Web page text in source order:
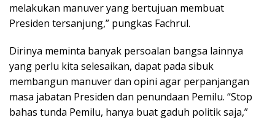
melakukan manuver yang bertujuan membuat
Presiden tersanjung,” pungkas Fachrul.
Dirinya meminta banyak persoalan bangsa lainnya
yang perlu kita selesaikan, dapat pada sibuk
membangun manuver dan opini agar perpanjangan
masa jabatan Presiden dan penundaan Pemilu. “Stop
bahas tunda Pemilu, hanya buat gaduh politik saja,”